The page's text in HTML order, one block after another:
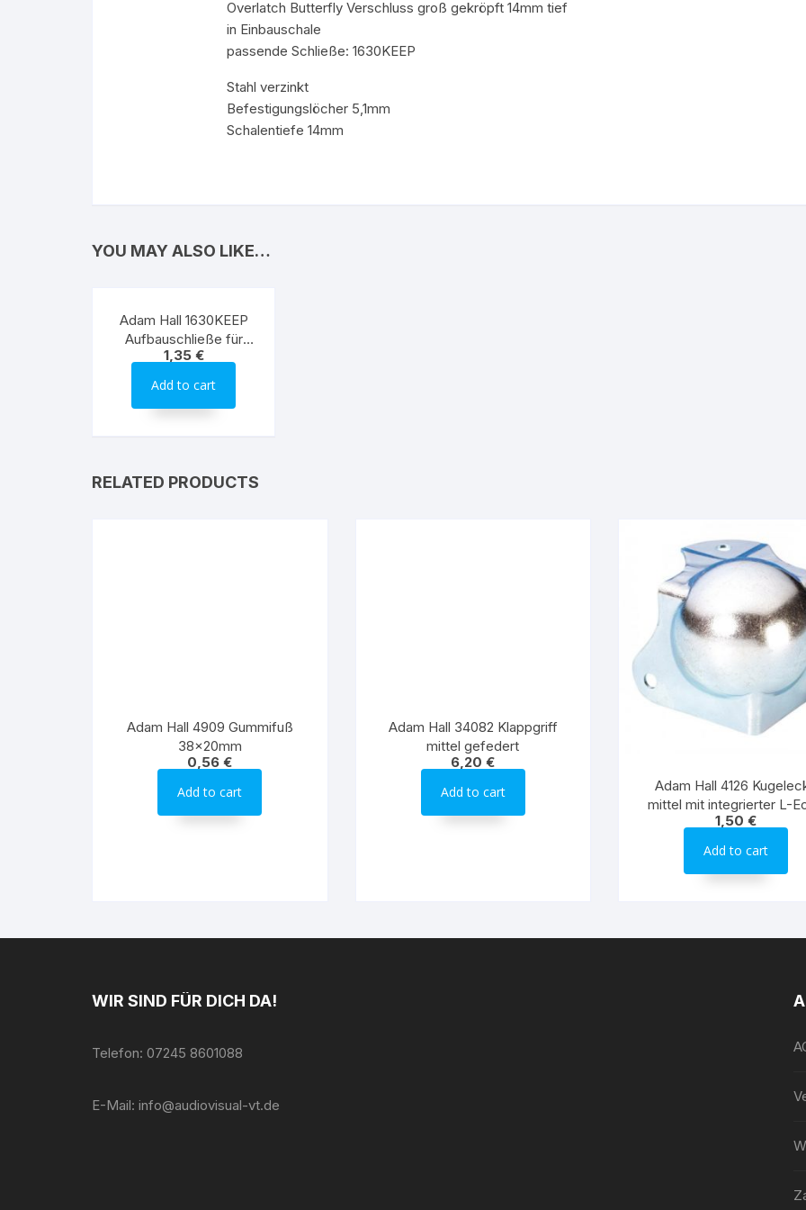
Overlatch Butterfly Verschluss groß gekröpft 14mm tief
in Einbauschale
passende Schließe: 1630KEEP
Stahl verzinkt
Befestigungslöcher 5,1mm
Schalentiefe 14mm
YOU MAY ALSO LIKE…
Adam Hall 1630KEEP
Aufbauschließe für
17302
1,35 €
Add to cart
RELATED PRODUCTS
Adam Hall 4909 Gummifuß
38x20mm
0,56€
Add to cart
Adam Hall 34082 Klappgriff
mittel gefedert
6,20€
Add to cart
Adam Hall 4126
mittel mit integrierter L-
40mm gekröpft
1,50€
Add to cart
WIR SIND FÜR DICH DA!
Telefon: 07245 8601088
E-Mail: info@audiovisual-vt.de